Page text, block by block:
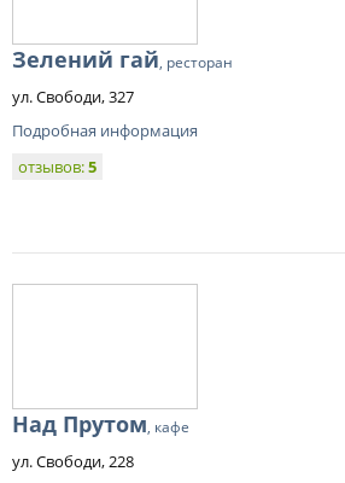
Зелений гай, ресторан
ул. Свободи, 327
Подробная информация
отзывов:5
Над Прутом, кафе
ул. Свободи, 228